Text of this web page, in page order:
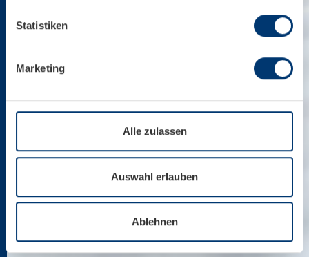
Mehr über uns im Impressum.
Statistiken
Marketing
Alle zulassen
Auswahl erlauben
Ablehnen